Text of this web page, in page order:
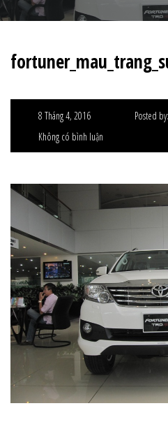
8 Tháng 4, 2016 Posted by:
Không có bình luận